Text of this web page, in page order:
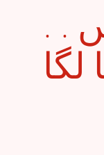
. . حُور ایسی آج دیکھی راہ میں